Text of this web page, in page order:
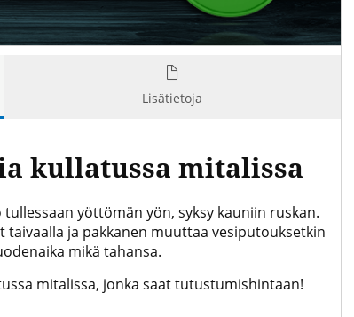
Lisätietoja
kullatussa mitalissa
yöttömän yön, syksy kauniin ruskan.
ja pakkanen muuttaa vesiputouksetkin
mikä tahansa.
mitalissa, jonka saat tutustumishintaan!